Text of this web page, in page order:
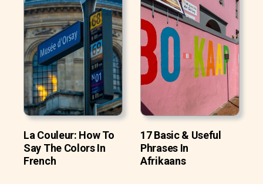
La Couleur: How To
Say The Colors In
French
17 Basic & Useful
Phrases In
Afrikaans